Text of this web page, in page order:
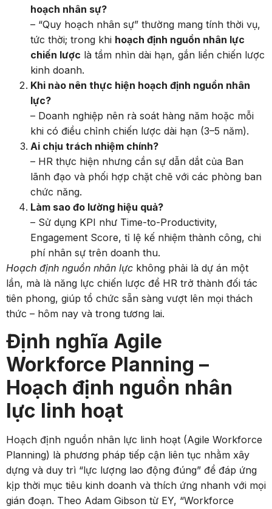
hoạch nhân sự?
– “Quy hoạch nhân sự” thường mang tính thời vụ,
tức thời; trong khi hoạch định nguồn nhân lực
chiến lược là tầm nhìn dài hạn, gắn liền chiến lược
kinh doanh.
Khi nào nên thực hiện hoạch định nguồn nhân
lực?
– Doanh nghiệp nên rà soát hàng năm hoặc mỗi
khi có điều chỉnh chiến lược dài hạn (3–5 năm).
Ai chịu trách nhiệm chính?
– HR thực hiện nhưng cần sự dẫn dắt của Ban
lãnh đạo và phối hợp chặt chẽ với các phòng ban
chức năng.
Làm sao đo lường hiệu quả?
– Sử dụng KPI như Time-to-Productivity,
Engagement Score, tỉ lệ kế nhiệm thành công, chi
phí nhân sự trên doanh thu.
Hoạch định nguồn nhân lực không phải là dự án một
lần, mà là năng lực chiến lược để HR trở thành đối tác
tiên phong, giúp tổ chức sẵn sàng vượt lên mọi thách
thức – hôm nay và trong tương lai.
Định nghĩa Agile
Workforce Planning –
Hoạch định nguồn nhân
lực linh hoạt
Hoạch định nguồn nhân lực linh hoạt (Agile Workforce
Planning) là phương pháp tiếp cận liên tục nhằm xây
dựng và duy trì “lực lượng lao động đúng” để đáp ứng
kịp thời mục tiêu kinh doanh và thích ứng nhanh với mọi
gián đoạn. Theo Adam Gibson từ EY, “Workforce